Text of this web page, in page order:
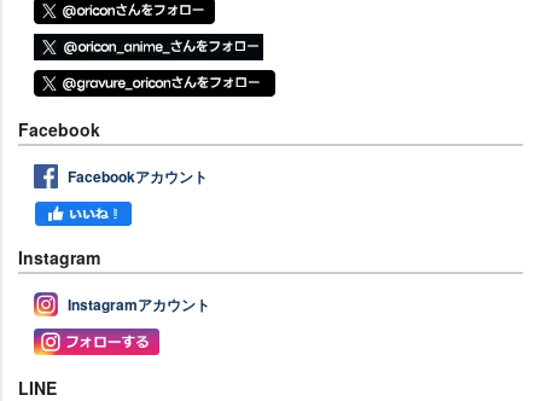
Facebook
Facebookアカウント
Instagram
Instagramアカウント
LINE